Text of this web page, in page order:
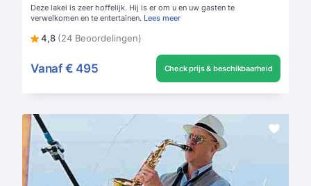
Deze lakei is zeer hoffelijk. Hij is er om u en uw gasten te
verwelkomen en te entertainen. Lees meer
4,8 (24 Beoordelingen)
Vanaf € 495 Check prijs & beschikbaarheid